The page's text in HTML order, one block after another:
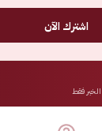
اشترك الآن
فقط